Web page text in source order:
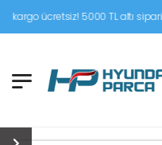
5000 TL altı siparişlerinizde